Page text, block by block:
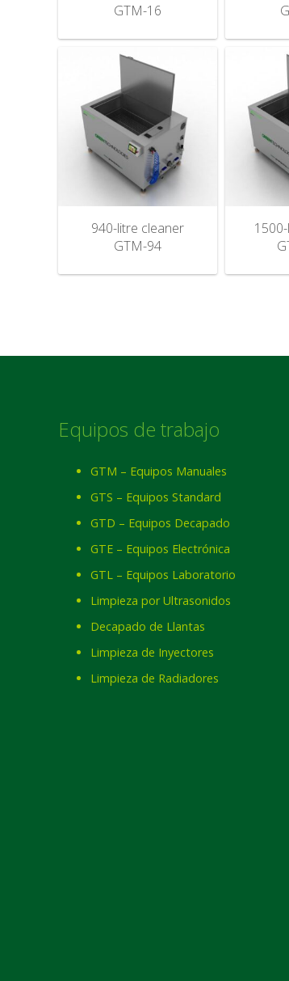
GTM-16
940-litre cleaner
GTM-94
Equipos de trabajo
GTM – Equipos Manuales
GTS – Equipos Standard
GTD – Equipos Decapado
GTE – Equipos Electrónica
GTL – Equipos Laboratorio
Limpieza por Ultrasonidos
Decapado de Llantas
Limpieza de Inyectores
Limpieza de Radiadores